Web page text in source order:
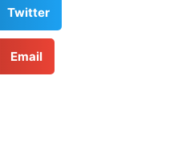
Twitter
Email